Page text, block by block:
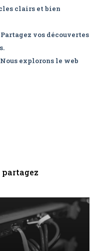
clairs et bien
vos découvertes
explorons le web